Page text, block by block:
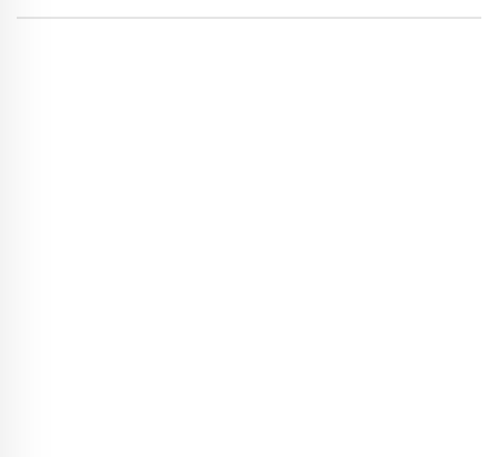
الدائم من قبل المتابعين غير التقنيين، خاصة ممن